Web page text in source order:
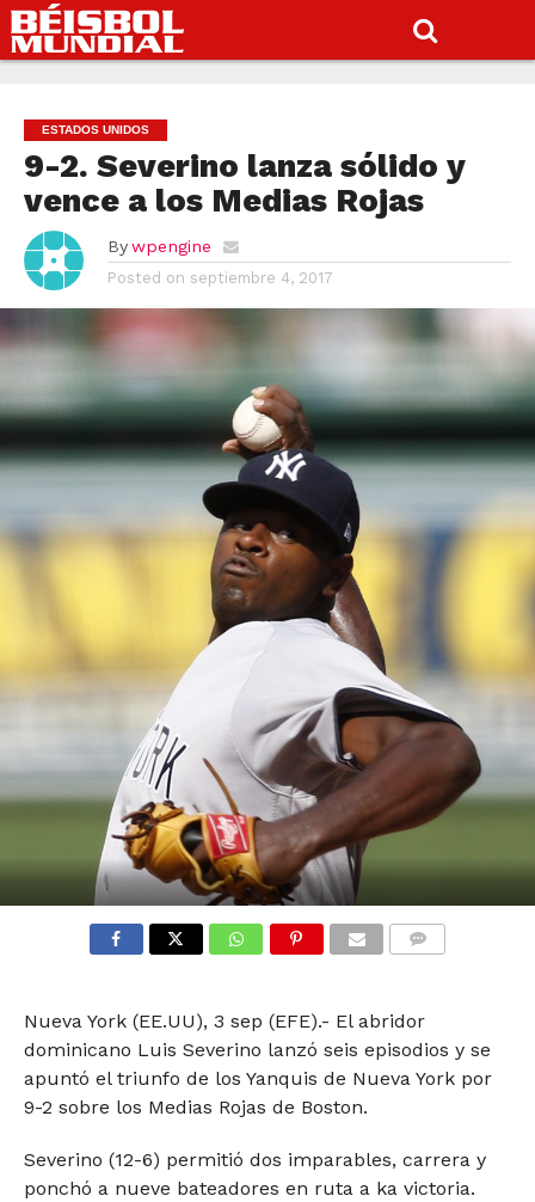
ESTADOS UNIDOS
9-2. Severino lanza sólido y
vence a los Medias Rojas
By wpengine
Posted on septiembre 4, 2017
Nueva York (EE.UU), 3 sep (EFE).- El abridor
dominicano Luis Severino lanzó seis episodios y se
apuntó el triunfo de los Yanquis de Nueva York por
9-2 sobre los Medias Rojas de Boston.
Severino (12-6) permitió dos imparables, carrera y
ponchó a nueve bateadores en ruta a ka victoria.